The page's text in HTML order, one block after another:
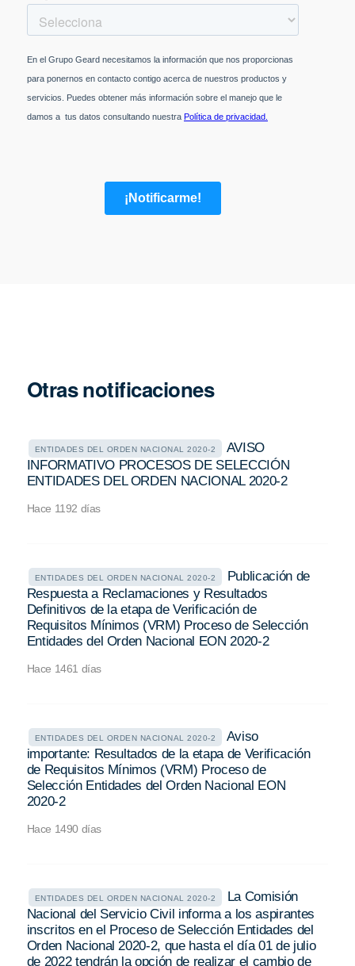
Otras notificaciones
ENTIDADES DEL ORDEN NACIONAL 2020-2
AVISO
INFORMATIVO PROCESOS DE SELECCIÓN
ENTIDADES DEL ORDEN NACIONAL 2020-2
Hace 1192 días
ENTIDADES DEL ORDEN NACIONAL 2020-2
Publicación de
Respuesta a Reclamaciones y Resultados
Definitivos de la etapa de Verificación de
Requisitos Mínimos (VRM) Proceso de Selección
Entidades del Orden Nacional EON 2020-2
Hace 1461 días
ENTIDADES DEL ORDEN NACIONAL 2020-2
Aviso
importante: Resultados de la etapa de Verificación
de Requisitos Mínimos (VRM) Proceso de
Selección Entidades del Orden Nacional EON
2020-2
Hace 1490 días
ENTIDADES DEL ORDEN NACIONAL 2020-2
La Comisión
Nacional del Servicio Civil informa a los aspirantes
inscritos en el Proceso de Selección Entidades del
Orden Nacional 2020-2, que hasta el día 01 de julio
de 2022 tendrán la opción de realizar el cambio de